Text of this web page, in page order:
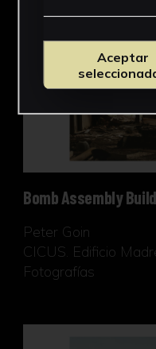
Bomb Assembly
Peter Goin
CICUS. Edificio
Fotografías
Bunker Complex
Aceptar